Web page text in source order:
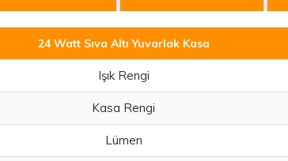
24 Watt Sıva Altı Yuvarlak Kasa
Işık Rengi
Kasa Rengi
Lümen